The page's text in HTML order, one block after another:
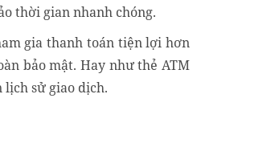
thời gian nhanh chóng.
gia thanh toán tiện lợi hơn
bảo mật. Hay như thẻ ATM
lịch sử giao dịch.